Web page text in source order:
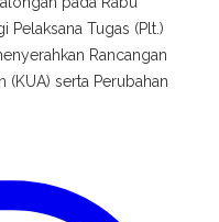
Tugas (Plt.)
Rancangan
(KUA) serta Perubahan